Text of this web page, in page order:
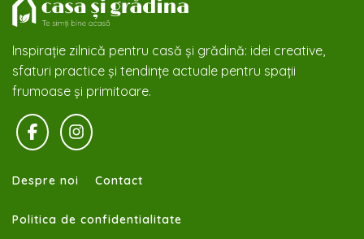
Inspirație zilnică pentru casă și grădină: idei creative,
sfaturi practice și tendințe actuale pentru spații
frumoase și primitoare.
Despre noi Contact
Politica de confidentialitate